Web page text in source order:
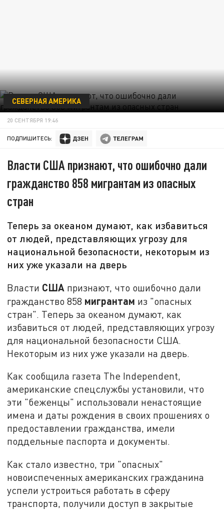
СЕВЕРНАЯ АМЕРИКА
20 СЕНТЯБРЯ 19:46
ПОДПИШИТЕСЬ:
Власти США признают, что ошибочно дали
гражданство 858 мигрантам из опасных
стран
Теперь за океаном думают, как избавиться
от людей, представляющих угрозу для
национальной безопасности, некоторым из
них уже указали на дверь
Власти США признают, что ошибочно дали
гражданство 858 мигрантам из "опасных
стран". Теперь за океаном думают, как
избавиться от людей, представляющих угрозу
для национальной безопасности США.
Некоторым из них уже указали на дверь.
Как сообщила газета The Independent,
американские спецслужбы установили, что
эти "беженцы" использовали ненастоящие
имена и даты рождения в своих прошениях о
предоставлении гражданства, имели
поддельные паспорта и документы.
Как стало известно, три "опасных"
новоиспеченных американских гражданина
успели устроиться работать в сферу
транспорта, получили доступ в закрытые